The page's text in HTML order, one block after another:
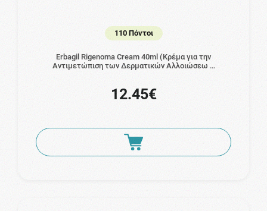
110 Πόντοι
Erbagil Rigenoma Cream 40ml (Κρέμα για την
Αντιμετώπιση των Δερματικών Αλλοιώσεω …
12.45€